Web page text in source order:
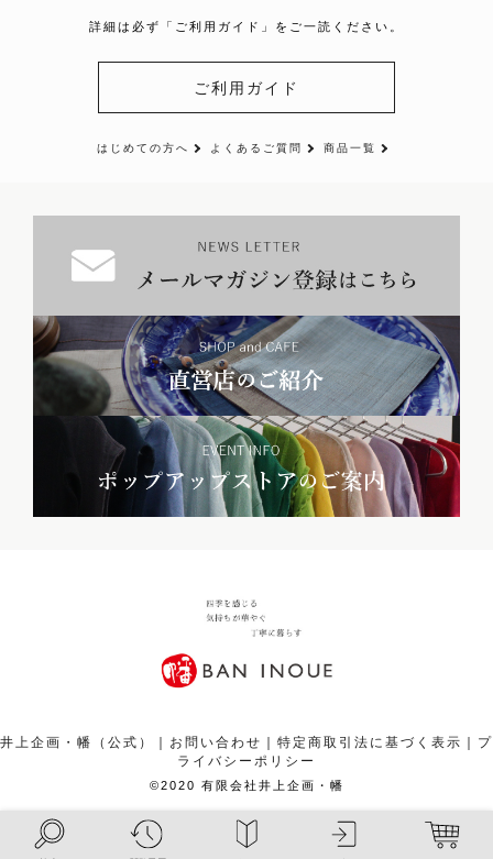
詳細は必ず「ご利用ガイド」をご一読ください。
ご利用ガイド
はじめての方へ よくあるご質問 商品一覧
井上企画・幡（公式） お問い合わせ 特定商取引法に基づく表示
プ
ライバシーポリシー
©2020 有限会社井上企画・幡